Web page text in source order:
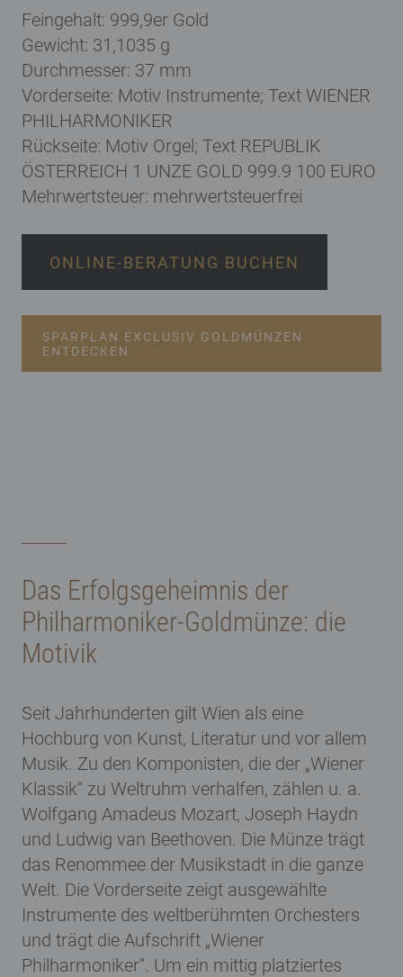
Feingehalt: 999,9er Gold
Gewicht: 31,1035 g
Durchmesser: 37 mm
Vorderseite: Motiv Instrumente; Text WIENER
PHILHARMONIKER
Rückseite: Motiv Orgel; Text REPUBLIK
ÖSTERREICH 1 UNZE GOLD 999.9 100 EURO
Mehrwertsteuer: mehrwertsteuerfrei
ONLINE-BERATUNG BUCHEN
SPARPLAN EXCLUSIV GOLDMÜNZEN
ENTDECKEN
Das Erfolgsgeheimnis der
Philharmoniker-Goldmünze: die
Motivik
Seit Jahrhunderten gilt Wien als eine
Hochburg von Kunst, Literatur und vor allem
Musik. Zu den Komponisten, die der „Wiener
Klassik“ zu Weltruhm verhalfen, zählen u. a.
Wolfgang Amadeus Mozart, Joseph Haydn
und Ludwig van Beethoven. Die Münze trägt
das Renommee der Musikstadt in die ganze
Welt. Die Vorderseite zeigt ausgewählte
Instrumente des weltberühmten Orchesters
und trägt die Aufschrift „Wiener
Philharmoniker“. Um ein mittig platziertes